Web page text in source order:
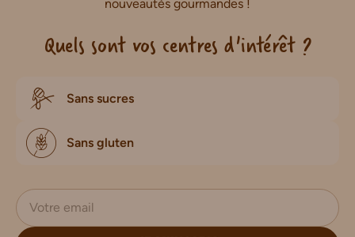
nouveautés gourmandes !
Quels sont vos centres d'intérêt ?
Sans sucres
Sans gluten